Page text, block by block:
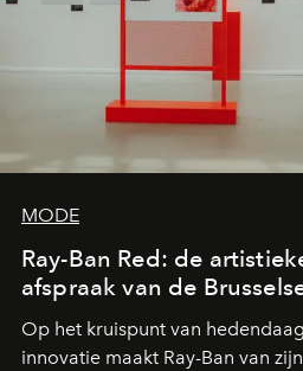
MODE
Ray-Ban Red: de
afspraak van de
Op het kruispunt van
innovatie maakt Ray-Ban van